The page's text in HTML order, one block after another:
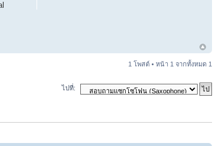
1 โพสต์ • หน้า 1 จากทั้งหมด 1
ไปที่: